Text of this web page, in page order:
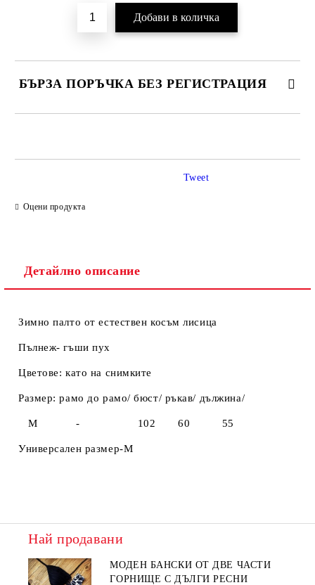
БЪРЗА ПОРЪЧКА БЕЗ РЕГИСТРАЦИЯ
Оцени продукта
Tweet
Детайлно описание
Зимно палто от естествен косъм лисица
Пълнеж- гъши пух
Цветове: като на снимките
Размер: рамо до рамо/ бюст/ ръкав/ дължина/
M - 102 60 55
Универсален размер-М
Най продавани
МОДЕН БАНСКИ ОТ ДВЕ ЧАСТИ
ГОРНИЩЕ С ДЪЛГИ РЕСНИ